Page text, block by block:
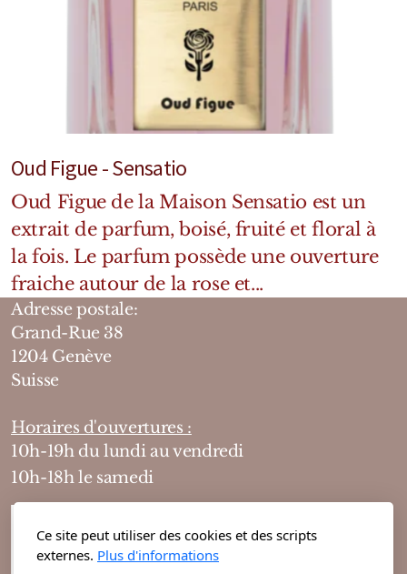
Oud Figue - Sensatio
Oud Figue de la Maison Sensatio est un
extrait de parfum, boisé, fruité et floral à
la fois. Le parfum possède une ouverture
fraiche autour de la rose et...
Adresse postale:
Grand-Rue 38
1204 Genève
Suisse
Horaires d'ouvertures :
10h-19h du lundi au vendredi
10h-18h le samedi
Ce site peut utiliser des cookies et des scripts
externes. Plus d'informations